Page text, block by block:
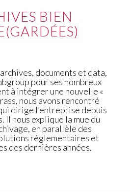
BIEN
documents et data,
pour ses nombreux
à intégrer une nouvelle «
nous avons rencontré
dirige l’entreprise depuis
Il nous explique la mue du
en parallèle des
réglementaires et
des dernières années.